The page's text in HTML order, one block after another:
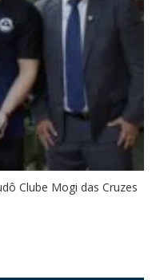
Clube Mogi das Cruzes